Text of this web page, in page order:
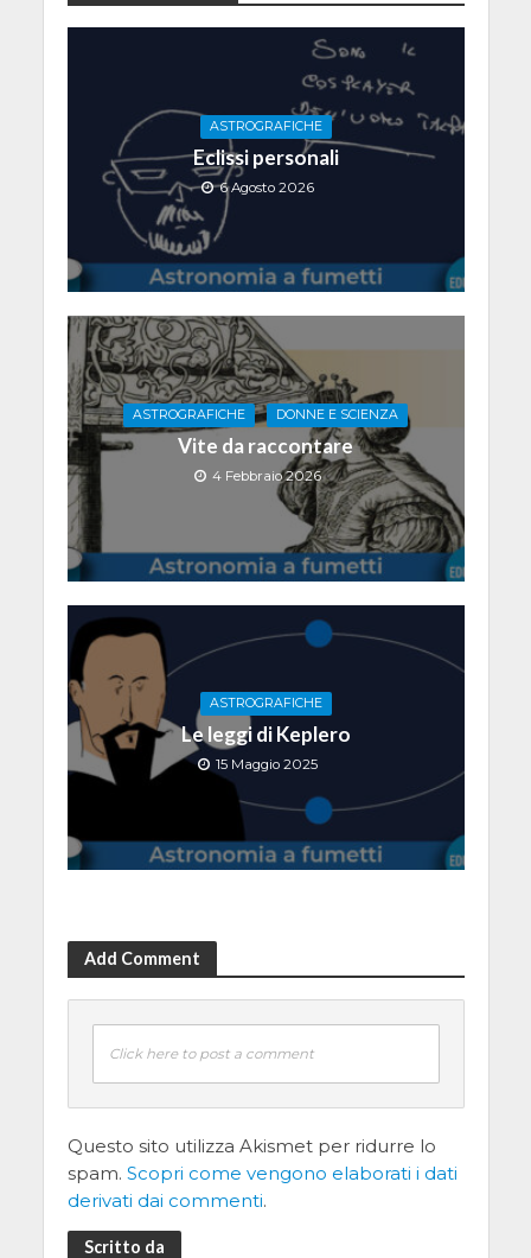
ASTROGRAFICHE
Eclissi personali
6 Agosto 2026
ASTROGRAFICHE DONNE E SCIENZA
Vite da raccontare
4 Febbraio 2026
ASTROGRAFICHE
Le leggi di Keplero
15 Maggio 2025
Add Comment
Click here to post a comment
Questo sito utilizza Akismet per ridurre lo
spam. Scopri come vengono elaborati i dati
derivati dai commenti.
Scritto da